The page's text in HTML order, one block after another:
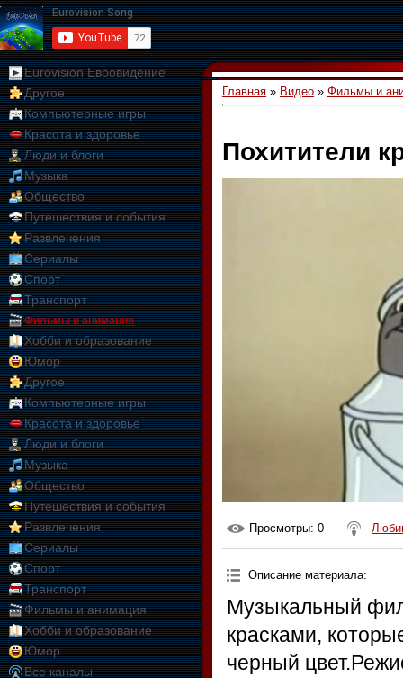
Eurovision Евровидение
Другое
Компьютерные игры
Красота и здоровье
Люди и блоги
Музыка
Общество
Путешествия и события
Развлечения
Сериалы
Спорт
Транспорт
Фильмы и анимация
Хобби и образование
Юмор
Другое
Компьютерные игры
Красота и здоровье
Люди и блоги
Музыка
Общество
Путешествия и события
Развлечения
Сериалы
Спорт
Транспорт
Фильмы и анимация
Хобби и образование
Юмор
Все каналы
Главная » Видео » Фильмы и
Похитители
Просмотры: 0
Описание материала:
Музыкальный
красками,
черный